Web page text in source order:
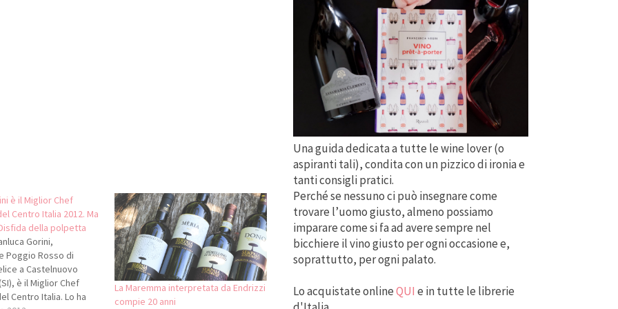
è il Miglior Chef
Centro Italia 2012. Ma
della polpetta
Gorini,
Poggio Rosso di
a Castelnuovo
è il Miglior Chef
Centro Italia. Lo ha
La Maremma interpretata da Endrizzi
compie 20 anni
Una guida dedicata a tutte le wine lover (o
aspiranti tali), condita con un pizzico di ironia e
tanti consigli pratici.
Perché se nessuno ci può insegnare come
trovare l’uomo giusto, almeno possiamo
imparare come si fa ad avere sempre nel
bicchiere il vino giusto per ogni occasione e,
soprattutto, per ogni palato.
Lo acquistate onlineQUI e in tutte le librerie